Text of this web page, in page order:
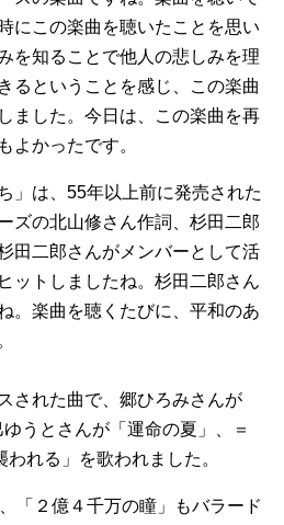
にこの楽曲を聴いたことを思い
を知ることで他人の悲しみを理
るということを感じ、この楽曲
ました。今日は、この楽曲を再
よかったです。
」は、55年以上前に発売された
ズの北山修さん作詞、杉田二郎
田二郎さんがメンバーとして活
ットしましたね。杉田二郎さん
。楽曲を聴くたびに、平和のあ
された曲で、郷ひろみさんが
ゆうとさんが「運命の夏」、＝
れる」を歌われました。
「２億４千万の瞳」もバラード